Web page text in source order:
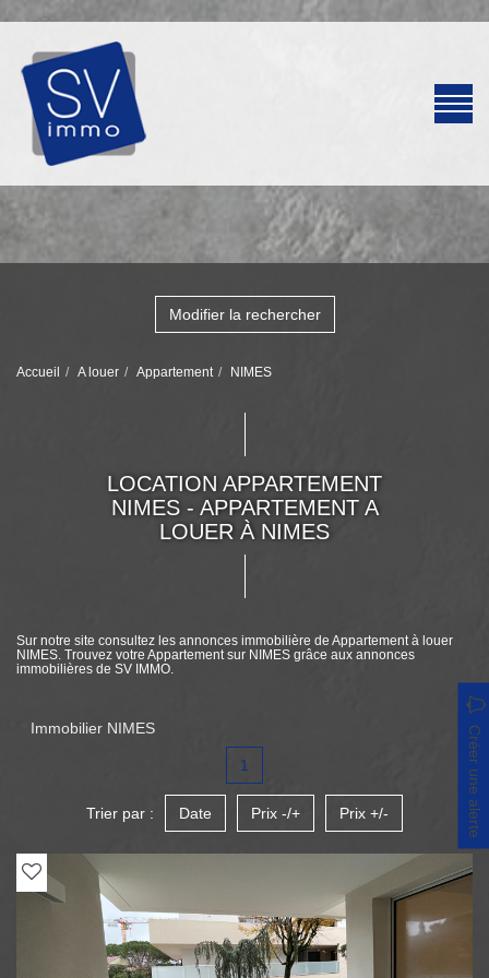
Modifier la rechercher
Accueil A louer Appartement NIMES
LOCATION APPARTEMENT
NIMES - APPARTEMENT A
LOUER À NIMES
Sur notre site consultez les annonces immobilière de Appartement à louer
NIMES. Trouvez votre Appartement sur NIMES grâce aux annonces
immobilières de SV IMMO.
Immobilier NIMES Créer une alerte
1
Trier par : Date Prix -/+ Prix +/-